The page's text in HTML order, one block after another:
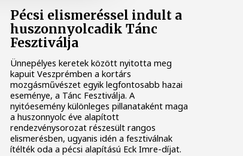
Pécsi elismeréssel indult a
huszonnyolcadik Tánc
Fesztiválja
Ünnepélyes keretek között nyitotta meg
kapuit Veszprémben a kortárs
mozgásművészet egyik legfontosabb hazai
eseménye, a Tánc Fesztiválja. A
nyitóesemény különleges pillanataként maga
a huszonnyolc éve alapított
rendezvénysorozat részesült rangos
elismerésben, ugyanis idén a fesztiválnak
ítélték oda a pécsi alapítású Eck Imre-díjat.